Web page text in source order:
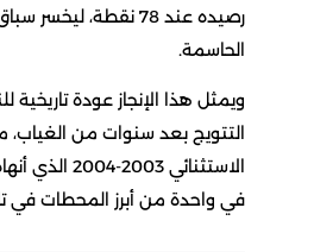
رصيده عند 78 نقطة،
الحاسمة.
ويمثل هذا الإنجاز عودة تاريخية
التتويج بعد سنوات من
الاستثنائي
في واحدة من أبرز المحطات في